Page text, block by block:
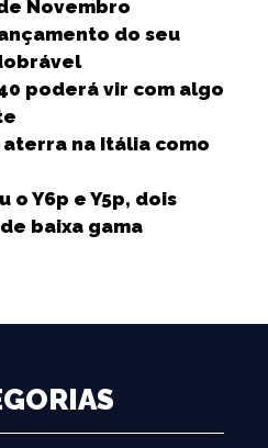
Novembro
do seu
poderá vir com algo
na Itália como
o Y6p e Y5p, dois
baixa gama